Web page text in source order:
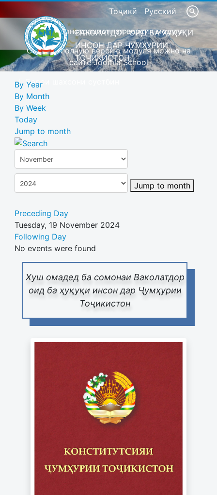
Тоҷикӣ Русский
Это демонстрационная версия модуля
Скачать полную версию модуля можно на
сайте Joomla School
Барои шахсони сустбин
ВАКОЛАТДОР ОИД БА ҲУҚУҚИ
ИНСОН ДАР ҶУМҲУРИИ
ТОҶИКИСТОН
Хуш омадед ба сомонаи Ваколатдор
оид ба ҳуқуқи инсон дар Ҷумҳурии
Тоҷикистон
By Year
By Month
By Week
Today
Jump to month
Jump to month
Preceding Day
Tuesday, 19 November 2024
Following Day
No events were found